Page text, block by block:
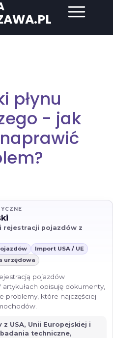
płynu
- jak
rejestracji pojazdów z
Import USA / UE
urzędowa
pojazdów
opisuję dokumenty,
problemy, które najczęściej
USA, Unii Europejskiej i
techniczne,